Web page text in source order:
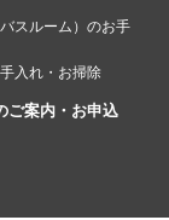
スルーム）のお手
入れ・お掃除
ご案内・お申込